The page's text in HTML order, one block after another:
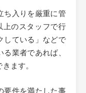
ち入りを厳重に管
のスタッフで行
している」などで
業者であれば、
ます。
要件を満たした事